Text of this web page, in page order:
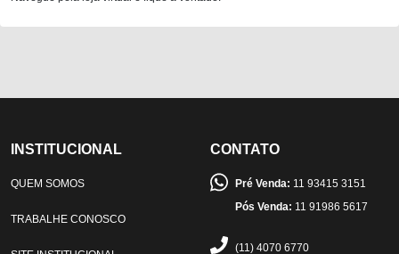
INSTITUCIONAL
QUEM SOMOS
TRABALHE CONOSCO
CONTATO
Pré Venda: 11 93415 3151
Pós Venda: 11 91986 5617
(11) 4070 6770